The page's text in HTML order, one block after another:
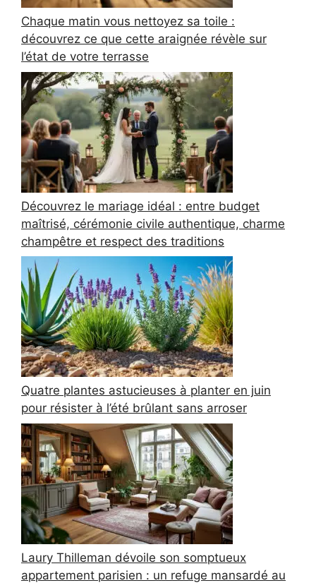
Chaque matin vous nettoyez sa toile :
découvrez ce que cette araignée révèle sur
l’état de votre terrasse
Découvrez le mariage idéal : entre budget
maîtrisé, cérémonie civile authentique, charme
champêtre et respect des traditions
Quatre plantes astucieuses à planter en juin
pour résister à l’été brûlant sans arroser
Laury Thilleman dévoile son somptueux
appartement parisien : un refuge mansardé au